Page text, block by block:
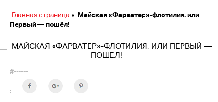
Главная страница » Майская «Фарватер»-флотилия, или
Первый — пошёл!
МАЙСКАЯ «ФАРВАТЕР»-ФЛОТИЛИЯ, ИЛИ ПЕРВЫЙ —
ПОШЁЛ!
#------
: